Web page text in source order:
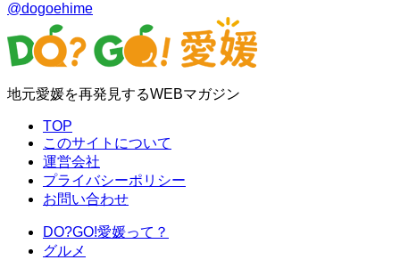
@dogoehime
地元愛媛を再発見するWEBマガジン
TOP
このサイトについて
運営会社
プライバシーポリシー
お問い合わせ
DO?GO!愛媛って？
グルメ